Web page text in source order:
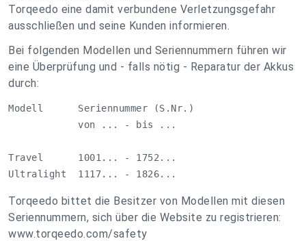
Torqeedo eine damit verbundene Verletzungsgefahr
ausschließen und seine Kunden informieren.
Bei folgenden Modellen und Seriennummern führen wir
eine Überprüfung und - falls nötig - Reparatur der Akkus
durch:
Modell      Seriennummer (S.Nr.)
            von ... - bis ...
Travel      1001... - 1752...
Ultralight  1117... - 1826...
Torqeedo bittet die Besitzer von Modellen mit diesen
Seriennummern, sich über die Website zu registrieren:
www.torqeedo.com/safety